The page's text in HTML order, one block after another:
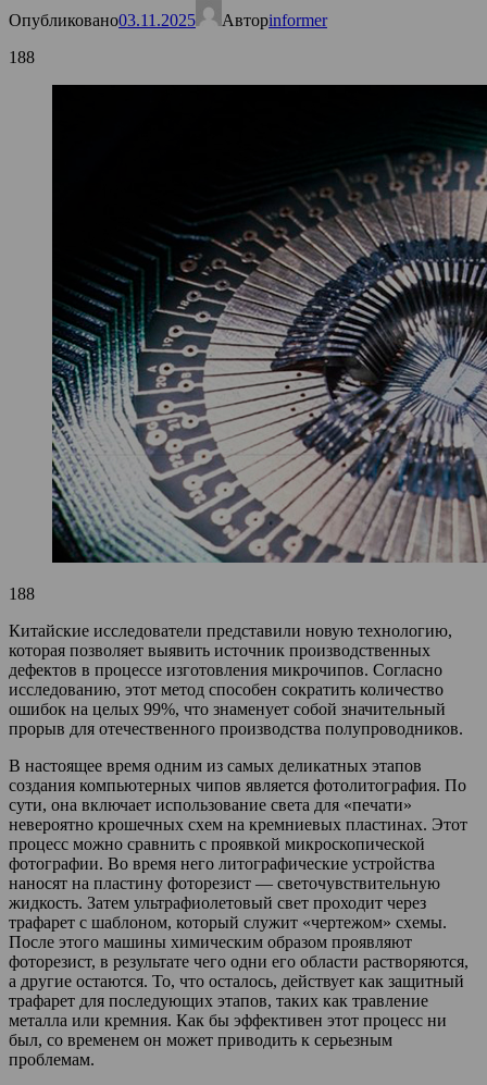
Опубликовано03.11.2025 Авторinformer
188
188
Китайские исследователи представили новую технологию,
которая позволяет выявить источник производственных
дефектов в процессе изготовления микрочипов. Согласно
исследованию, этот метод способен сократить количество
ошибок на целых 99%, что знаменует собой значительный
прорыв для отечественного производства полупроводников.
В настоящее время одним из самых деликатных этапов
создания компьютерных чипов является фотолитография. По
сути, она включает использование света для «печати»
невероятно крошечных схем на кремниевых пластинах. Этот
процесс можно сравнить с проявкой микроскопической
фотографии. Во время него литографические устройства
наносят на пластину фоторезист — светочувствительную
жидкость. Затем ультрафиолетовый свет проходит через
трафарет с шаблоном, который служит «чертежом» схемы.
После этого машины химическим образом проявляют
фоторезист, в результате чего одни его области растворяются,
а другие остаются. То, что осталось, действует как защитный
трафарет для последующих этапов, таких как травление
металла или кремния. Как бы эффективен этот процесс ни
был, со временем он может приводить к серьезным
проблемам.